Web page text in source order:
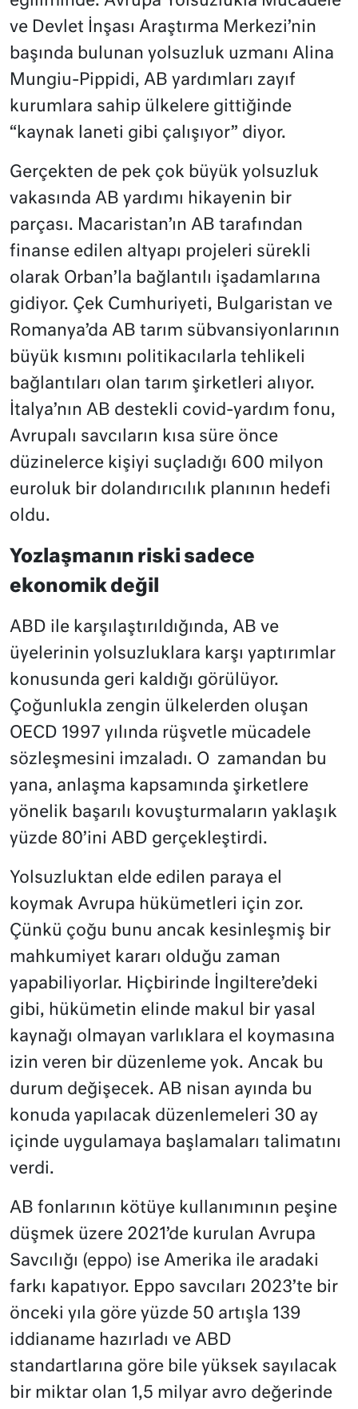
ve Devlet İnşası Araştırma Merkezi’nin
başında bulunan yolsuzluk uzmanı Alina
Mungiu-Pippidi, AB yardımları zayıf
kurumlara sahip ülkelere gittiğinde
“kaynak laneti gibi çalışıyor” diyor.
Gerçekten de pek çok büyük yolsuzluk
vakasında AB yardımı hikayenin bir
parçası. Macaristan’ın AB tarafından
finanse edilen altyapı projeleri sürekli
olarak Orban’la bağlantılı işadamlarına
gidiyor. Çek Cumhuriyeti, Bulgaristan ve
Romanya’da AB tarım sübvansiyonlarının
büyük kısmını politikacılarla tehlikeli
bağlantıları olan tarım şirketleri alıyor.
İtalya’nın AB destekli covid-yardım fonu,
Avrupalı savcıların kısa süre önce
düzinelerce kişiyi suçladığı 600 milyon
euroluk bir dolandırıcılık planının hedefi
oldu.
Yozlaşmanın riski sadece
ekonomik değil
ABD ile karşılaştırıldığında, AB ve
üyelerinin yolsuzluklara karşı yaptırımlar
konusunda geri kaldığı görülüyor.
Çoğunlukla zengin ülkelerden oluşan
OECD 1997 yılında rüşvetle mücadele
sözleşmesini imzaladı. O zamandan bu
yana, anlaşma kapsamında şirketlere
yönelik başarılı kovuşturmaların yaklaşık
yüzde 80’ini ABD gerçekleştirdi.
Yolsuzluktan elde edilen paraya el
koymak Avrupa hükümetleri için zor.
Çünkü çoğu bunu ancak kesinleşmiş bir
mahkumiyet kararı olduğu zaman
yapabiliyorlar. Hiçbirinde İngiltere’deki
gibi, hükümetin elinde makul bir yasal
kaynağı olmayan varlıklara el koymasına
izin veren bir düzenleme yok. Ancak bu
durum değişecek. AB nisan ayında bu
konuda yapılacak düzenlemeleri 30 ay
içinde uygulamaya başlamaları talimatını
verdi.
AB fonlarının kötüye kullanımının peşine
düşmek üzere 2021’de kurulan Avrupa
Savcılığı (eppo) ise Amerika ile aradaki
farkı kapatıyor. Eppo savcıları 2023’te bir
önceki yıla göre yüzde 50 artışla 139
iddianame hazırladı ve ABD
standartlarına göre bile yüksek sayılacak
bir miktar olan 1,5 milyar avro değerinde